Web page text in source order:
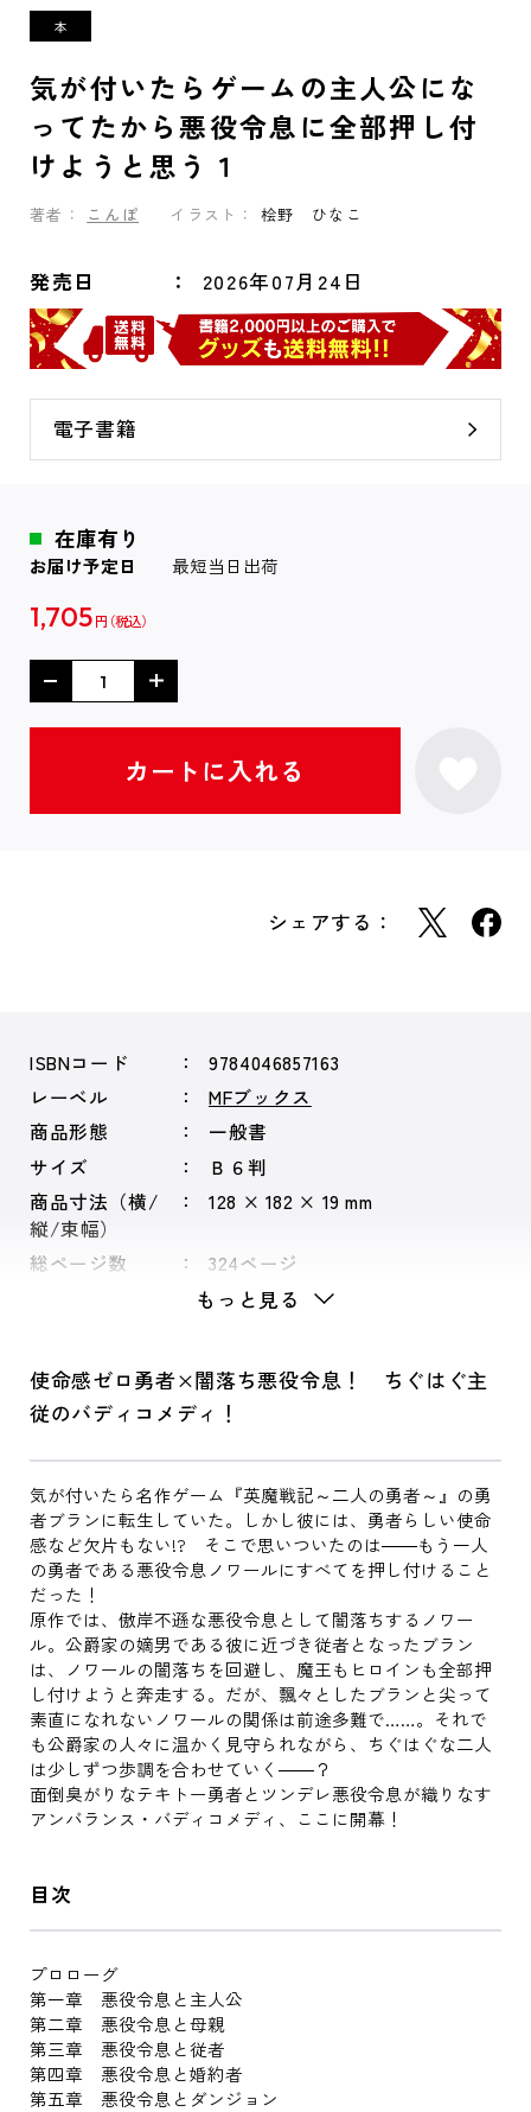
気が付いたらゲームの主人公にな
ってたから悪役令息に全部押し付
けようと思う１
著者： こんぽ イラスト： 桧野 ひなこ
発売日 2026年07月24日
電子書籍
在庫有り
お届け予定日 最短当日出荷
1,705 円
シェアする：
ISBNコード
9784046857163
レーベル
MFブックス
商品形態
一般書
サイズ
Ｂ６判
商品寸法（横/
縦/束幅）
128 × 182 × 19 mm
総ページ数 324ページ
もっと見る
使命感ゼロ勇者×闇落ち悪役令息！ ちぐはぐ主
従のバディコメディ！
気が付いたら名作ゲーム『英魔戦記～二人の勇者～』の勇
者ブランに転生していた。しかし彼には、勇者らしい使命
感など欠片もない!? そこで思いついたのは――もう一人
の勇者である悪役令息ノワールにすべてを押し付けること
だった！
原作では、傲岸不遜な悪役令息として闇落ちするノワー
ル。公爵家の嫡男である彼に近づき従者となったブラン
は、ノワールの闇落ちを回避し、魔王もヒロインも全部押
し付けようと奔走する。だが、飄々としたブランと尖って
素直になれないノワールの関係は前途多難で……。それで
も公爵家の人々に温かく見守られながら、ちぐはぐな二人
は少しずつ歩調を合わせていく――？
面倒臭がりなテキトー勇者とツンデレ悪役令息が織りなす
アンバランス・バディコメディ、ここに開幕！
目次
プロローグ
第一章 悪役令息と主人公
第二章 悪役令息と母親
第三章 悪役令息と従者
第四章 悪役令息と婚約者
第五章 悪役令息とダンジョン